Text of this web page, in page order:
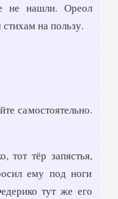
не нашли. Ореол
на пользу.
самостоятельно.
тот тёр запястья,
ему под ноги
тут же его